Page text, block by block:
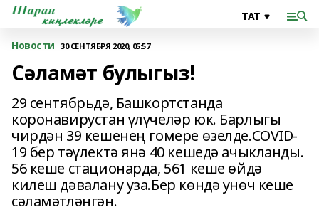
Новости 30 СЕНТЯБРЯ 2020, 05:57
Сәламәт булыгыз!
29 сентябрьдә, Башкортстанда
коронавирустан үлүчеләр юк. Барлыгы
чирдән 39 кешенең гомере өзелде.COVID-
19 бер тәүлектә янә 40 кешедә ачыкланды.
56 кеше стационарда, 561 кеше өйдә
килеш дәвалану уза.Бер көндә унөч кеше
сәламәтләнгән.